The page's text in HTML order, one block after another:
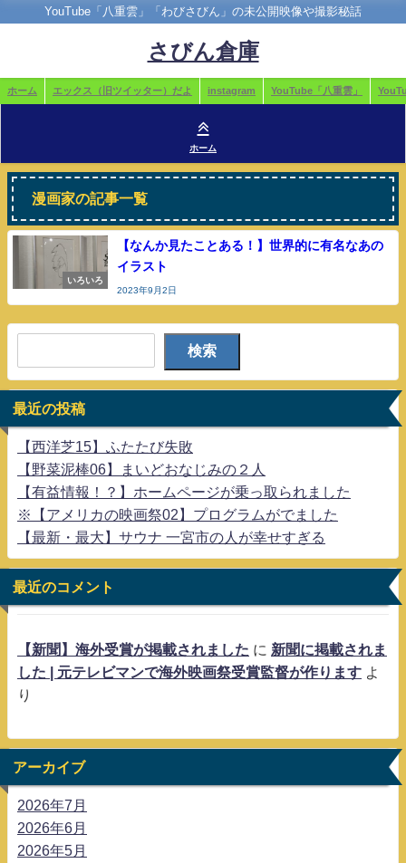
YouTube「八重雲」「わびさびん」の未公開映像や撮影秘話
さびん倉庫
ホーム エックス（旧ツイッター）だよ instagram YouTube「八重雲」
ホーム
漫画家の記事一覧
いろいろ
【なんか見たことある！】世界的に有名なあの
イラスト
2023年9月2日
検索
最近の投稿
【西洋芝15】ふたたび失敗
【野菜泥棒06】まいどおなじみの２人
【有益情報！？】ホームページが乗っ取られました
※【アメリカの映画祭02】プログラムがでました
【最新・最大】サウナ 一宮市の人が幸せすぎる
最近のコメント
【新聞】海外受賞が掲載されました に 新聞に掲載されま
した | 元テレビマンで海外映画祭受賞監督が作ります よ
り
アーカイブ
2026年7月
2026年6月
2026年5月